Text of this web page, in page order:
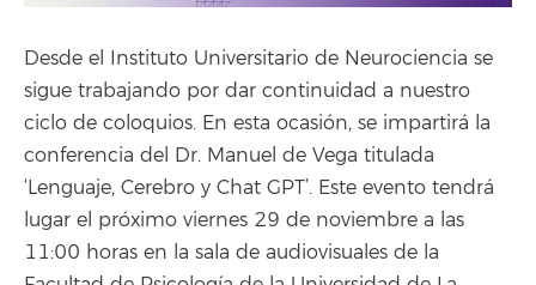
Desde el Instituto Universitario de Neurociencia se
sigue trabajando por dar continuidad a nuestro
ciclo de coloquios. En esta ocasión, se impartirá la
conferencia del Dr. Manuel de Vega titulada
‘Lenguaje, Cerebro y Chat GPT’. Este evento tendrá
lugar el próximo viernes 29 de noviembre a las
11:00 horas en la sala de audiovisuales de la